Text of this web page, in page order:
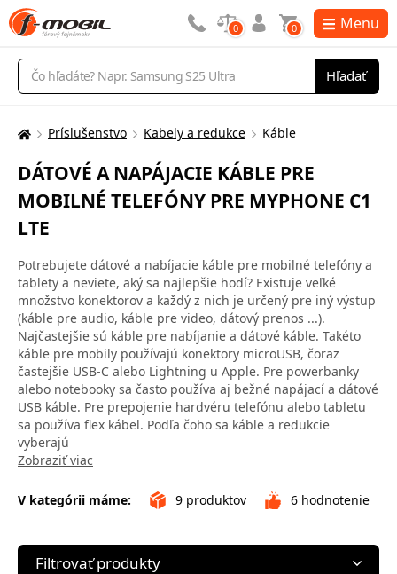
Vyhľadávanie
Hľadať
0 0 Menu
Tu
nachádzate:
Príslušenstvo Kabely a redukce Káble
DÁTOVÉ A NAPÁJACIE KÁBLE PRE
MOBILNÉ TELEFÓNY PRE MYPHONE C1
LTE
Potrebujete dátové a nabíjacie káble pre mobilné telefóny a
tablety a neviete, aký sa najlepšie hodí? Existuje veľké
množstvo konektorov a každý z nich je určený pre iný výstup
(káble pre audio, káble pre video, dátový prenos ...).
Najčastejšie sú káble pre nabíjanie a dátové káble. Takéto
káble pre mobily používajú konektory microUSB, čoraz
častejšie USB-C alebo Lightning u Apple. Pre powerbanky
alebo notebooky sa často používa aj bežné napájací a dátové
USB káble. Pre prepojenie hardvéru telefónu alebo tabletu
sa používa flex kábel. Podľa čoho sa káble a redukcie
vyberajú
Zobraziť viac
V kategórii máme: 9 produktov 6 hodnotenie
Filtrovať produkty